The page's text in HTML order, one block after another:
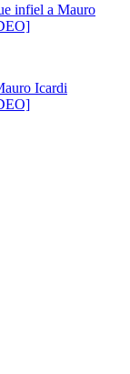
infiel a Mauro